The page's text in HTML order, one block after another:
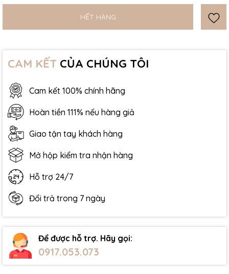
HẾT HÀNG
CAM KẾT CỦA CHÚNG TÔI
Cam kết 100% chính hãng
Hoàn tiền 111% nếu hàng giả
Giao tận tay khách hàng
Mở hộp kiểm tra nhận hàng
Hỗ trợ 24/7
Đổi trả trong 7 ngày
Để được hỗ trợ. Hãy gọi:
0917.053.073